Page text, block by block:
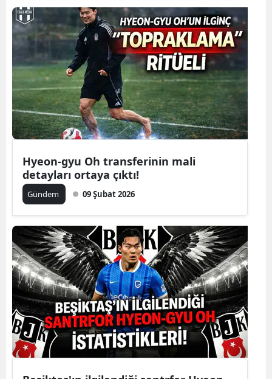
Hyeon-gyu Oh transferinin mali
detayları ortaya çıktı!
Gündem 09 Şubat 2026